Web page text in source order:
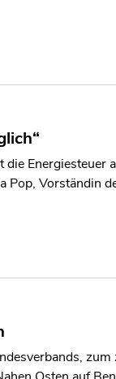
Energiesteuer
Pop, Vorständin